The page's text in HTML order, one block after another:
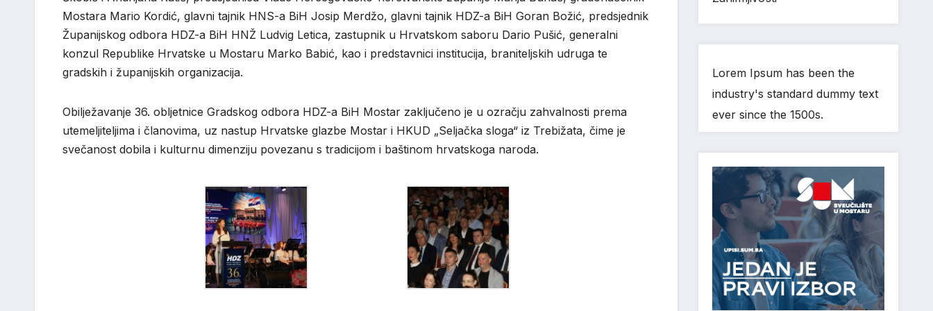
Mostara Mario Kordić, glavni tajnik HNS-a BiH Josip Merdžo, glavni tajnik HDZ-a BiH Goran Božić, predsjednik
Županijskog odbora HDZ-a BiH HNŽ Ludvig Letica, zastupnik u Hrvatskom saboru Dario Pušić, generalni
konzul Republike Hrvatske u Mostaru Marko Babić, kao i predstavnici institucija, braniteljskih udruga te
gradskih i županijskih organizacija.
Obilježavanje 36. obljetnice Gradskog odbora HDZ-a BiH Mostar zaključeno je u ozračju zahvalnosti prema
utemeljiteljima i članovima, uz nastup Hrvatske glazbe Mostar i HKUD „Seljačka sloga“ iz Trebižata, čime je
svečanost dobila i kulturnu dimenziju povezanu s tradicijom i baštinom hrvatskoga naroda.
Lorem Ipsum has been the
industry's standard dummy text
ever since the 1500s.